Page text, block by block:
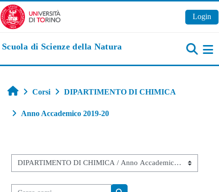
Vai al contenuto principale
Login
Scuola di Scienze della Natura
Home
Corsi DIPARTIMENTO DI CHIMICA
Anno Accademico 2019-20
Categorie di corso